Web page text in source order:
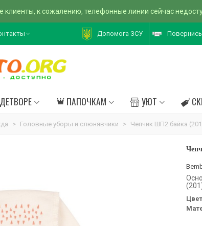
к сожалению, телефонные линии сейчас
Допомога ЗСУ
ДЕТВОРЕ ПАПОЧКАМ УЮТ
> Головные уборы и слюнявчики > Чепчик ШП2 байка